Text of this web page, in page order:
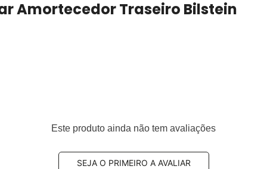
Amortecedor Traseiro Bilstein
A1663201130, A1663201630, A1663202030
Este produto ainda não tem avaliações
SEJA O PRIMEIRO A AVALIAR